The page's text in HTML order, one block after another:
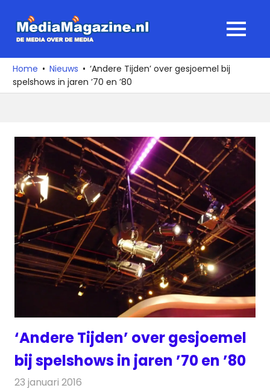
naar
media
over
de
MENU
Home Nieuws
‘Andere Tijden’ over gesjoemel bij
spelshows in jaren ’70 en ’80
‘Andere Tijden’ over gesjoemel
bij spelshows in jaren ’70 en ’80
23 januari 2016